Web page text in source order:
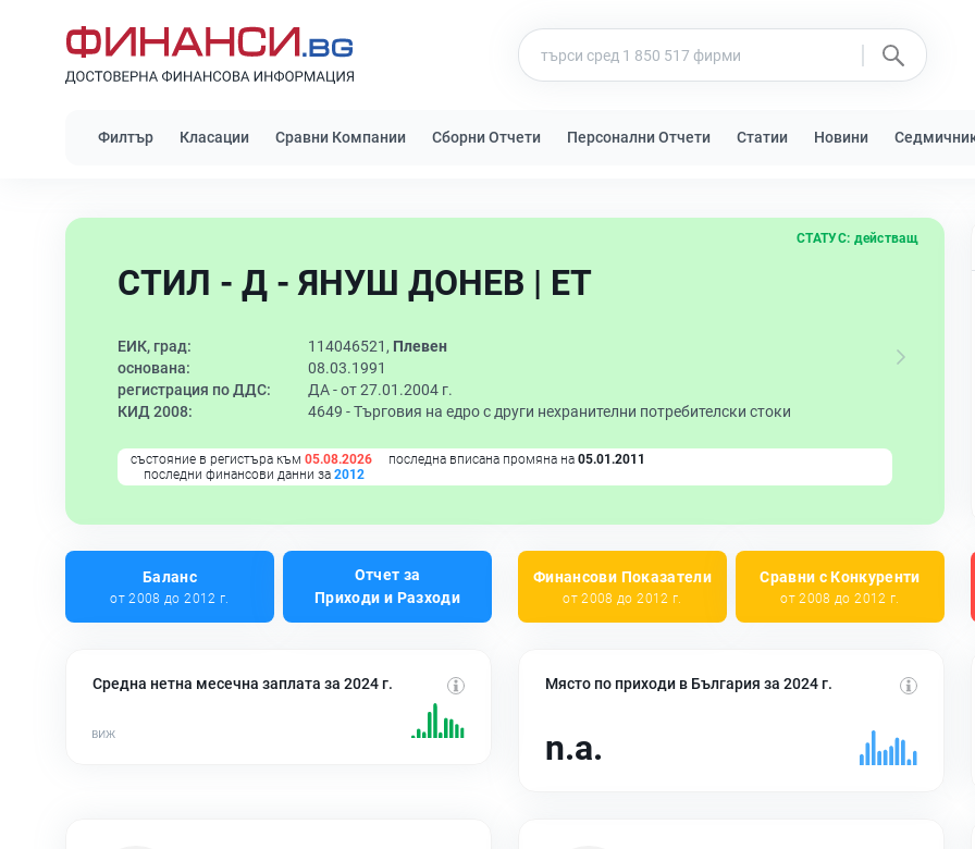
Филтър Класации Сравни Компании Сборни Отчети Персонални Отчети Статии Новини
СТИЛ - Д - ЯНУШ ДОНЕВ | ЕТ
СТАТУС: действащ
ЕИК, град: 114046521, Плевен
основана:
08.03.1991
регистрация по ДДС:
ДА - от 27.01.2004 г.
КИД 2008:
4649 -Търговия на едро с други нехранителни потребителски стоки
състояние в регистъра към 05.08.2026 последна вписана промяна на 05.01.2011
последни финансови данни за 2012
Баланс
от 2008 до 2012 г.
Отчет за
Приходи и Разходи
Финансови Показатели
от 2008 до 2012 г.
Сравни с Конкуренти
от 2008 до 2012 г.
Средна нетна месечна заплата за 2024 г. Място по приходи в България за 2024 г.
n.a.